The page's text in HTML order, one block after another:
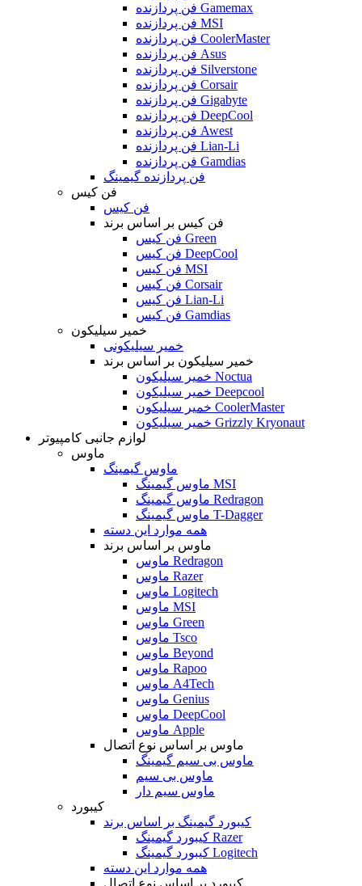
فن پردازنده Gamemax
فن پردازنده MSI
فن پردازنده CoolerMaster
فن پردازنده Asus
فن پردازنده Silverstone
فن پردازنده Corsair
فن پردازنده Gigabyte
فن پردازنده DeepCool
فن پردازنده Awest
فن پردازنده Lian-Li
فن پردازنده Gamdias
فن پردازنده گیمینگ
فن کیس
فن کیس
فن کیس بر اساس برند
فن کیس Green
فن کیس DeepCool
فن کیس MSI
فن کیس Corsair
فن کیس Lian-Li
فن کیس Gamdias
خمیر سیلیکون
خمیر سیلیکونی
خمیر سیلیکون بر اساس برند
خمیر سیلیکون Noctua
خمیر سیلیکون Deepcool
خمیر سیلیکون CoolerMaster
خمیر سیلیکون Grizzly Kryonaut
لوازم جانبی کامپیوتر
ماوس
ماوس گیمینگ
ماوس گیمینگ MSI
ماوس گیمینگ Redragon
ماوس گیمینگ T-Dagger
همه موارد این دسته
ماوس بر اساس برند
ماوس Redragon
ماوس Razer
ماوس Logitech
ماوس MSI
ماوس Green
ماوس Tsco
ماوس Beyond
ماوس Rapoo
ماوس A4Tech
ماوس Genius
ماوس DeepCool
ماوس Apple
ماوس بر اساس نوع اتصال
ماوس بی سیم گیمینگ
ماوس بی سیم
ماوس سیم دار
کیبورد
کیبورد گیمینگ بر اساس برند
کیبورد گیمینگ Razer
کیبورد گیمینگ Logitech
همه موارد این دسته
کیبورد بر اساس نوع اتصال